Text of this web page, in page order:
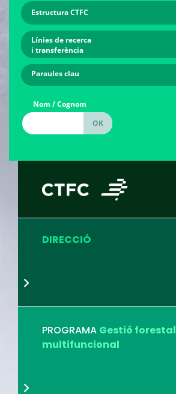
Estructura CTFC
Línies de recerca
i transferència
Paraules clau
Nom / Cognom
DIRECCIÓ
PROGRAMA Gestió forestal
multifuncional